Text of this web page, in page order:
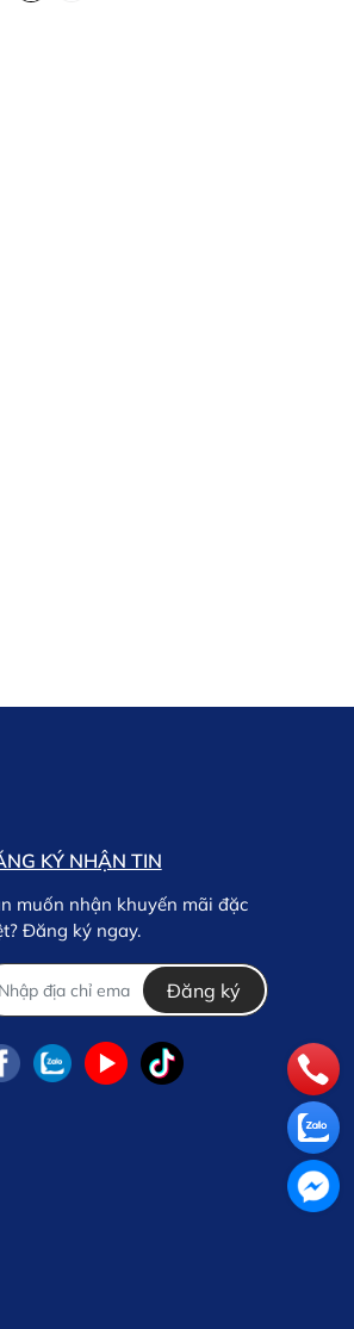
KÝ NHẬN TIN
muốn nhận khuyến mãi đặc
Đăng ký ngay.
Đăng ký